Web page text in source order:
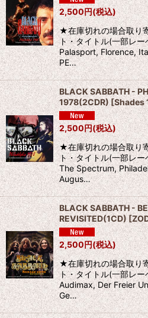
2,500円(税込)
★在庫切れの場合取り
ト・タイトル(一部レ
Palasport, Florence,
PE…
BLACK SABBATH -
1978(2CDR)[Shades
2,500円(税込)
★在庫切れの場合取り
ト・タイトル(一部レ
The Spectrum,
Augus…
BLACK SABBATH -
REVISITED(1CD) [
2,500円(税込)
★在庫切れの場合取り
ト・タイトル(一部レ
Audimax, Der Freier
Ge…